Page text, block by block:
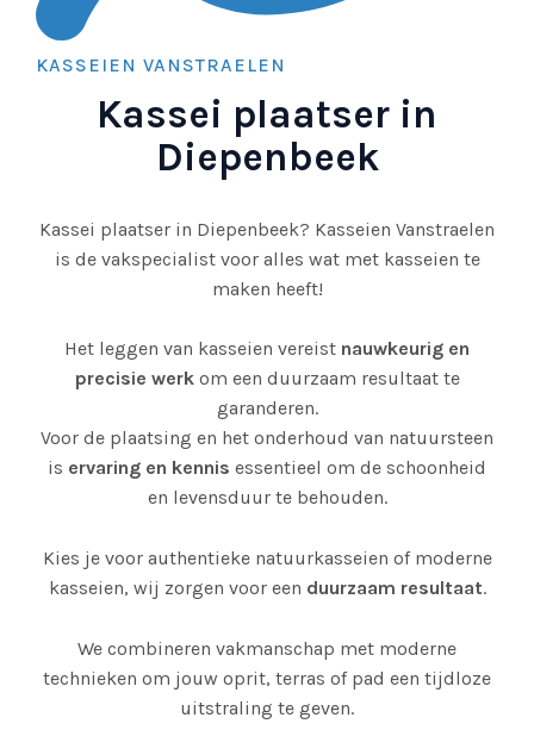
KASSEIEN VANSTRAELEN
Kassei plaatser in
Diepenbeek
Kassei plaatser in Diepenbeek? Kasseien Vanstraelen
is de vakspecialist voor alles wat met kasseien te
maken heeft!
Het leggen van kasseien vereist nauwkeurig en
precisie werkom een duurzaam resultaat te
garanderen.
Voor de plaatsing en het onderhoud van natuursteen
is ervaring en kennis essentieel om de schoonheid
en levensduur te behouden.
Kies je voor authentieke natuurkasseien of moderne
kasseien, wij zorgen voor een duurzaam resultaat.
We combineren vakmanschap met moderne
technieken om jouw oprit, terras of pad een tijdloze
uitstraling te geven.